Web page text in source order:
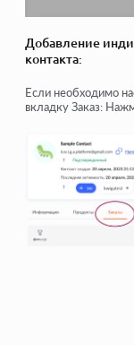
Добавление
контакта:
Если необходимо
вкладку Заказ: